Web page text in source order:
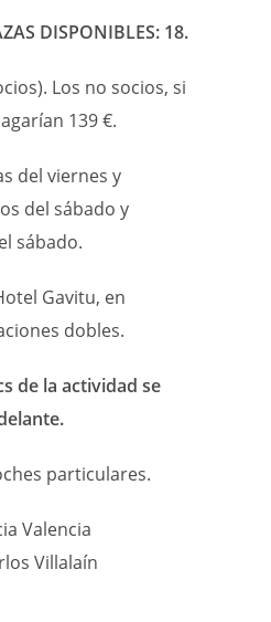
DISPONIBLES: 18.
Los no socios, si
139 €.
del viernes y
del sábado y
sábado.
Gavitu, en
dobles.
de la actividad se
particulares.
Valencia
Villalaín